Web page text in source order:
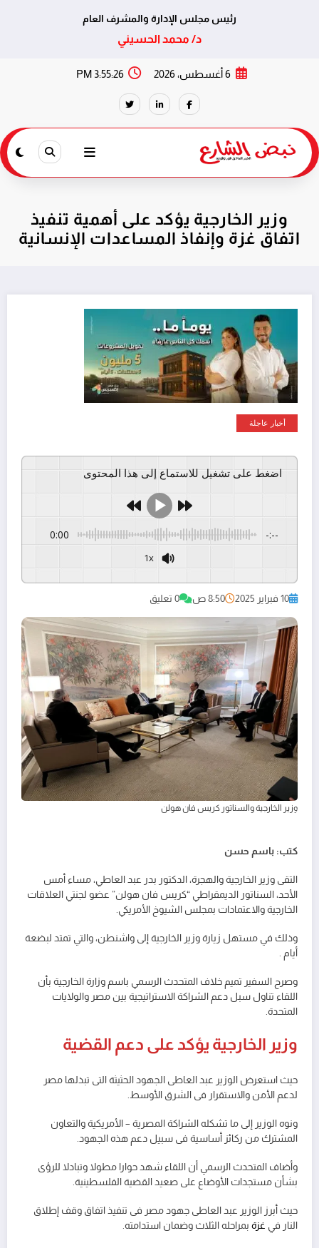
رئيس مجلس الإدارة والمشرف العام
د/ محمد الحسيني
6 أغسطس، 2026 3:55:27 PM
وزير الخارجية يؤكد على أهمية تنفيذ
اتفاق غزة وإنفاذ المساعدات الإنسانية
أخبار عاجلة
اضغط على تشغيل للاستماع إلى هذا المحتوى
0:00 -:--
1x
Powered By
GSpeech
10 فبراير 2025 8:50 ص 0 تعليق
وزير الخارجية والسناتور كريس فان هولن
كتب: باسم حسن
التقى وزير الخارجية والهجرة، الدكتور بدر عبد العاطي، مساء أمس
الأحد، السناتور الديمقراطي “كريس فان هولن” عضو لجنتي العلاقات
الخارجية والاعتمادات بمجلس الشيوخ الأمريكي.
وذلك في مستهل زيارة وزير الخارجية إلى واشنطن، والتي تمتد لبضعة
أيام .
وصرح السفير تميم خلاف المتحدث الرسمي باسم وزارة الخارجية بأن
اللقاء تناول سبل دعم الشراكة الاستراتيجية بين مصر والولايات
المتحدة.
وزير الخارجية يؤكد على دعم القضية
حيث استعرض الوزير عبد العاطى الجهود الحثيثة التى تبذلها مصر
لدعم الأمن والاستقرار فى الشرق الأوسط.
ونوه الوزير إلى ما تشكله الشراكة المصرية – الأمريكية والتعاون
المشترك من ركائز أساسية فى سبيل دعم هذه الجهود.
وأضاف المتحدث الرسمي أن اللقاء شهد حوارا مطولا وتبادلا للرؤى
بشأن مستجدات الأوضاع على صعيد القضية الفلسطينية.
حيث أبرز الوزير عبد العاطى جهود مصر فى تنفيذ اتفاق وقف إطلاق
النار في غزة بمراحله الثلاث وضمان استدامته.